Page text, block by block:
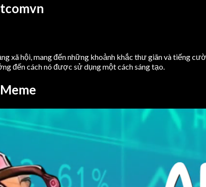
xã hội, mang đến những khoảnh khắc thư giãn và tiếng
đến cách nó được sử dụng một cách sáng tạo.